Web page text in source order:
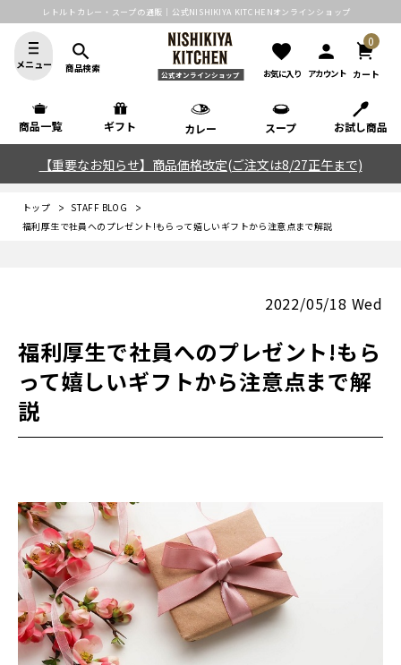
レトルトカレー・スープの通販｜公式NISHIKIYA KITCHENオンラインショップ
メニュー
search
商品検索
公式オンラインショップ
favorite
お気に入り
person
アカウント カート
0
商品一覧 ギフト カレー スープ お試し商品
【重要なお知らせ】商品価格改定(ご注文は8/27正午まで)
トップ
STAFF BLOG
福利厚生で社員へのプレゼント!もらって嬉しいギフトから注意点まで解説
2022/05/18 Wed
福利厚生で社員へのプレゼント!もら
って嬉しいギフトから注意点まで解
説